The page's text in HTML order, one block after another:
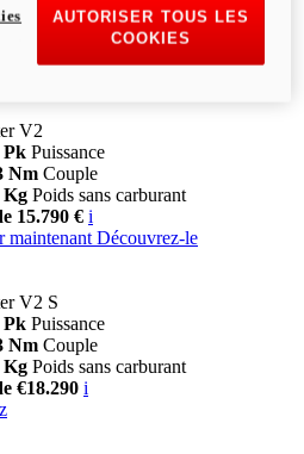
V2
Pk Puissance
Nm Couple
Kg Poids sans carburant
15.790 € i
maintenant Découvrez-le
V2 S
Pk Puissance
Nm Couple
Kg Poids sans carburant
€18.290 i
AUTORISER TOUS LES
COOKIES